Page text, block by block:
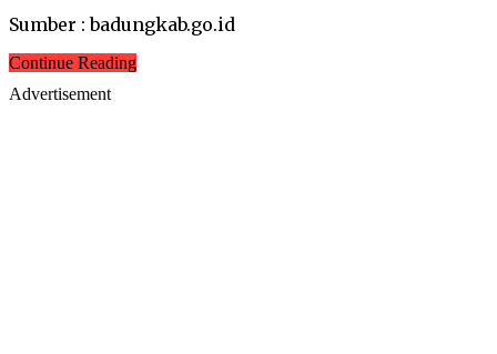
Sumber : badungkab.go.id
Continue Reading
Advertisement